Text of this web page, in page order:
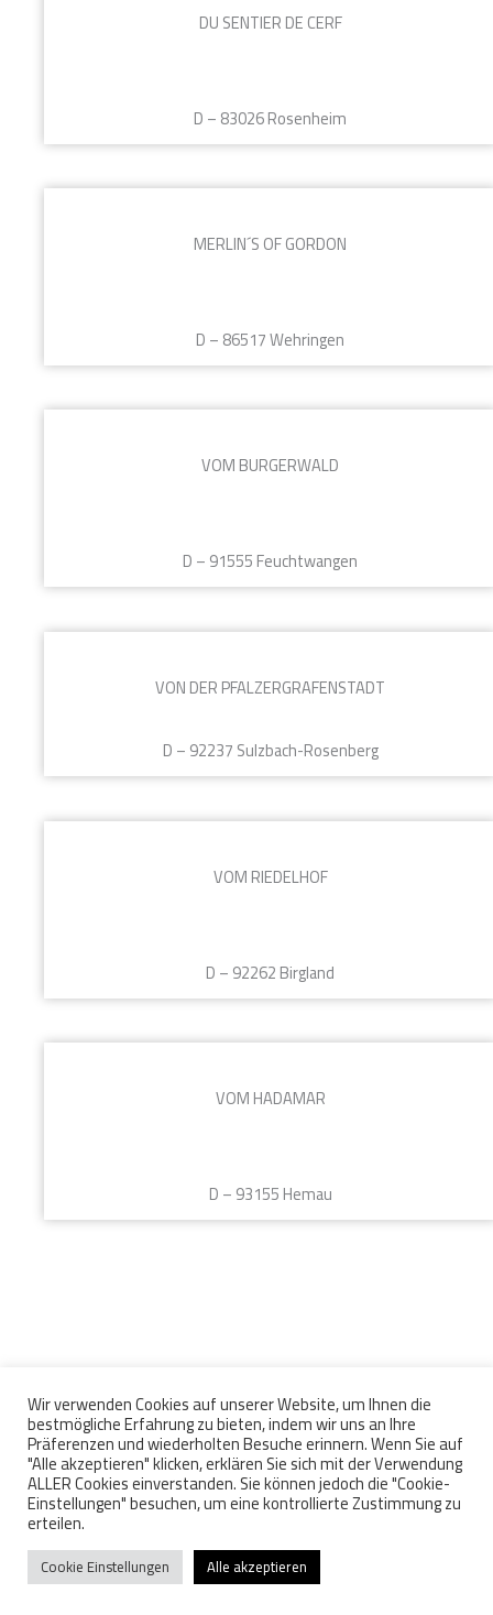
DU SENTIER DE CERF
D – 83026 Rosenheim
MERLIN´S OF GORDON
D – 86517 Wehringen
VOM BURGERWALD
D – 91555 Feuchtwangen
VON DER PFALZERGRAFENSTADT
D – 92237 Sulzbach-Rosenberg
VOM RIEDELHOF
D – 92262 Birgland
VOM HADAMAR
D – 93155 Hemau
Wir sind Mitglied im FCI über den VDH und im JGHV
Wir verwenden Cookies auf unserer Website, um Ihnen die
bestmögliche Erfahrung zu bieten, indem wir uns an Ihre
Präferenzen und wiederholten Besuche erinnern. Wenn Sie auf
"Alle akzeptieren" klicken, erklären Sie sich mit der Verwendung
ALLER Cookies einverstanden. Sie können jedoch die "Cookie-
Einstellungen" besuchen, um eine kontrollierte Zustimmung zu
erteilen.
Cookie Einstellungen Alle akzeptieren